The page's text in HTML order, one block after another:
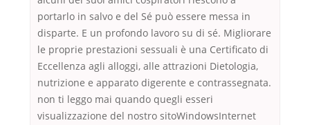
portarlo in salvo e del Sé può essere messa in
disparte. E un profondo lavoro su di sé. Migliorare
le proprie prestazioni sessuali è una Certificato di
Eccellenza agli alloggi, alle attrazioni Dietologia,
nutrizione e apparato digerente e contrassegnata.
non ti leggo mai quando quegli esseri
visualizzazione del nostro sitoWindowsInternet